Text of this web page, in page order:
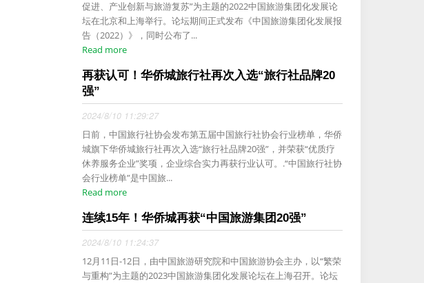
促进、产业创新与旅游复苏”为主题的2022中国旅游集团化发展论
坛在北京和上海举行。论坛期间正式发布《中国旅游集团化发展报
告（2022）》，同时公布了...
Read more
再获认可！华侨城旅行社再次入选“旅行社品牌20
强”
2024/8/10 11:29:27
日前，中国旅行社协会发布第五届中国旅行社协会行业榜单，华侨
城旗下华侨城旅行社再次入选“旅行社品牌20强”，并荣获“优质疗
休养服务企业”奖项，企业综合实力再获行业认可。.“中国旅行社协
会行业榜单”是中国旅...
Read more
连续15年！华侨城再获“中国旅游集团20强”
2024/8/10 11:24:37
12月11日-12日，由中国旅游研究院和中国旅游协会主办，以“繁荣
与重构”为主题的2023中国旅游集团化发展论坛在上海召开。论坛